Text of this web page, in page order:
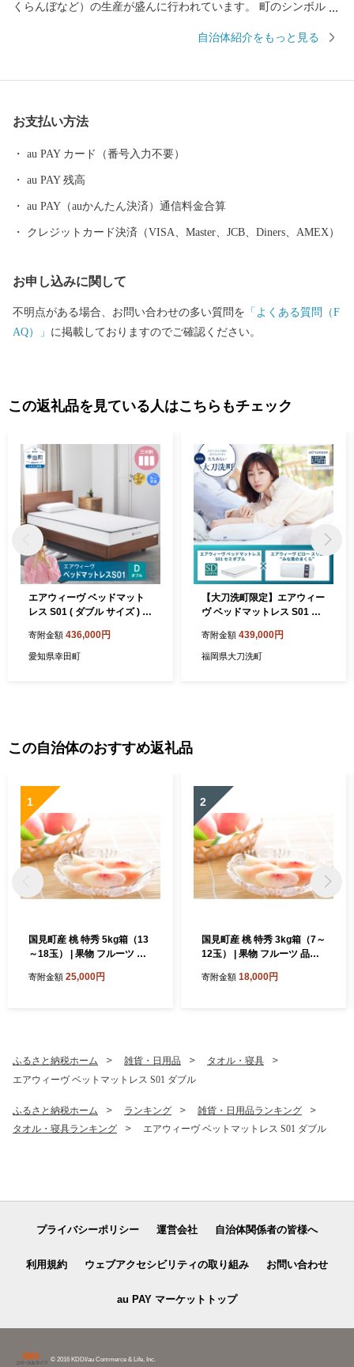
くらんぼなど）の生産が盛んに行われています。 町のシンボル・
奥州合戦の地となりました。奥州藤原氏が築いた防御施設「阿津
日には、国道4号線沿いに東北最大級となる「道の駅国見あつかし
の郷」が交流連携の拠点としてグランドオープンし、町内外から
自治体紹介をもっと見る
お支払い方法
au PAY カード（番号入力不要）
au PAY 残高
au PAY（auかんたん決済）通信料金合算
クレジットカード決済（VISA、Master、JCB、Diners、AMEX）
お申し込みに関して
不明点がある場合、お問い合わせの多い質問を 「よくある質問（F
AQ）」 に掲載しておりますのでご確認ください。
この返礼品を見ている人はこちらもチェック
エアウィーヴ ベッドマット
レス S01 ( ダブル サイズ ) マ
寄附金額 436,000円
愛知県幸田町
【大刀洗町限定】エアウィー
ヴ ベッドマットレス S01 セ
ー スリム“みな実のまくら”
寄附金額 439,000円
福岡県大刀洗町
この自治体のおすすめ返礼品
1
国見町産 桃 特秀 5kg箱（13
～18玉） | 果物 フルーツ 品
発送
寄附金額 25,000円
2
国見町産 桃 特秀 3kg箱（7～
12玉） | 果物 フルーツ 品種
送
寄附金額 18,000円
ふるさと納税ホーム 雑貨・日用品
タオル・寝具
エアウィーヴ ベットマットレス S01 ダブル
ふるさと納税ホーム ランキング
雑貨・日用品ランキング
タオル・寝具ランキング
エアウィーヴ ベットマットレス S01 ダブル
プライバシーポリシー 運営会社 自治体関係者の皆様へ
利用規約 ウェブアクセシビリティの取り組み お問い合わせ
au PAY マーケットトップ
© 2016 KDDI/au Commerce & Life, Inc.